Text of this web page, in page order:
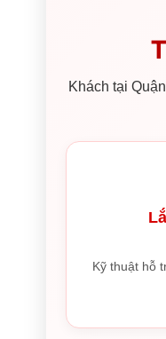
Khách tại
Kỹ thuật hỗ